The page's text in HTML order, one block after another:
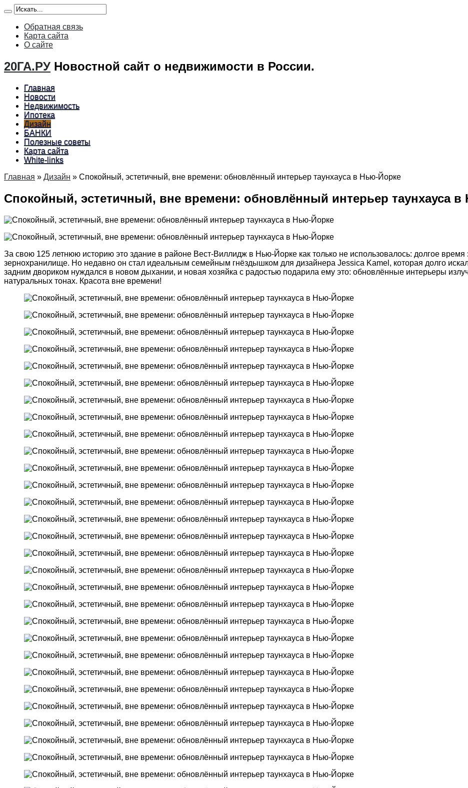
Обратная связь
Карта сайта
О сайте
20ГА.РУ Новостной сайт о недвижимости в России.
Главная
Новости
Недвижимость
Ипотека
Дизайн
БАНКИ
Полезные советы
Карта сайта
White-links
Главная » Дизайн » Спокойный, эстетичный, вне времени: обновлённый интерьер таунхауса в Нью-Йорке
Спокойный, эстетичный, вне времени: обновлённый интерьер таунхауса
За свою 125 летнюю историю это здание в районе Вест-Виллидж в Нью-Йорке как только не использовалось: долгое
зернохранилище. Но недавно он стал идеальным семейным гнёздышком для дизайнера Jessica Kamel, которая долго
задним двориком нуждался в новом дыхании, и новая хозяйка с радостью подарила ему это: обновлённые интерьеры
натуральных тонах. Красота вне времени!